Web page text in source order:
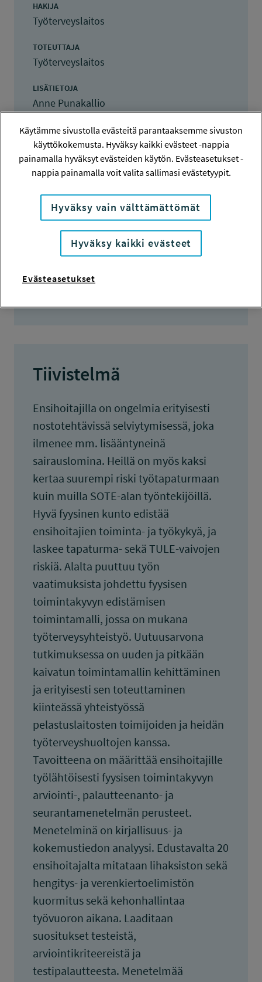
HAKIJA
Työterveyslaitos
TOTEUTTAJA
Työterveyslaitos
LISÄTIETOJA
Anne Punakallio
TOTEUTUSAIKA
1.11.2019 - 31.12.2021
15.4.2019
80 000 euroa
KOKONAISKUSTANNUKSET
143 489 euroa
TULOKSET VALMISTUNEET
Tiivistelmä
Ensihoitajilla on ongelmia erityisesti
nostotehtävissä selviytymisessä, joka
ilmenee mm. lisääntyneinä
sairauslomina. Heillä on myös kaksi
kertaa suurempi riski työtapaturmaan
kuin muilla SOTE-alan työntekijöillä.
Hyvä fyysinen kunto edistää
ensihoitajien toiminta- ja työkykyä, ja
laskee tapaturma- sekä TULE-vaivojen
riskiä. Alalta puuttuu työn
vaatimuksista johdettu fyysisen
toimintakyvyn edistämisen
toimintamalli, jossa on mukana
työterveysyhteistyö. Uutuusarvona
tutkimuksessa on uuden ja pitkään
kaivatun toimintamallin kehittäminen
ja erityisesti sen toteuttaminen
kiinteässä yhteistyössä
pelastuslaitosten toimijoiden ja heidän
työterveyshuoltojen kanssa.
Tavoitteena on määrittää ensihoitajille
työlähtöisesti fyysisen toimintakyvyn
arviointi-, palautteenanto- ja
seurantamenetelmän perusteet.
Menetelminä on kirjallisuus- ja
kokemustiedon analyysi. Edustavalta 20
ensihoitajalta mitataan lihaksiston sekä
hengitys- ja verenkiertoelimistön
kuormitus sekä kehonhallintaa
työvuoron aikana. Laaditaan
suositukset testeistä,
arviointikriteereistä ja
testipalautteesta. Menetelmää
Käytämme sivustolla evästeitä parantaaksemme sivuston
käyttökokemusta. Hyväksy kaikki evästeet -nappia
painamalla hyväksyt evästeiden käytön. Evästeasetukset -
nappia painamalla voit valita sallimasi evästetyypit.
Hyväksy vain välttämättömät
Hyväksy kaikki evästeet
Evästeasetukset